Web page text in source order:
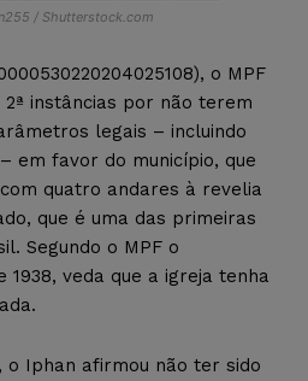
/ Shutterstock.com
o MPF
2ª instâncias por não terem
legais – incluindo
em favor do município, que
quatro andares à revelia
que é uma das primeiras
Segundo o MPF o
veda que a igreja tenha
o Iphan afirmou não ter sido